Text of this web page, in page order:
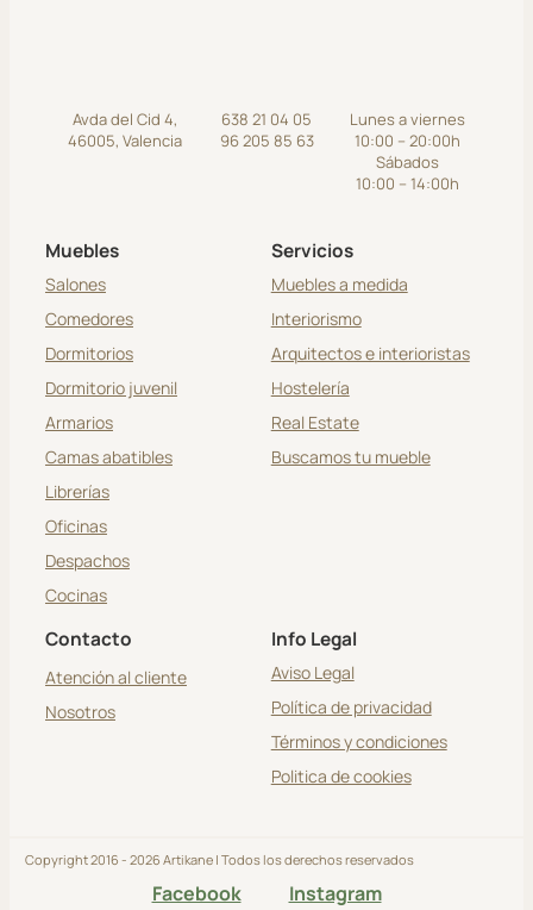
Avda del Cid 4,
46005, Valencia
638 21 04 05
96 205 85 63
Lunes a viernes
10:00 – 20:00h
Sábados
10:00 – 14:00h
Muebles
Salones
Comedores
Dormitorios
Dormitorio juvenil
Armarios
Camas abatibles
Librerías
Oficinas
Despachos
Cocinas
Servicios
Muebles a medida
Interiorismo
Arquitectos e interioristas
Hostelería
Real Estate
Buscamos tu mueble
Contacto
Atención al cliente
Nosotros
Info Legal
Aviso Legal
Política de privacidad
Términos y condiciones
Politica de cookies
Copyright 2016 - 2026 Artikane | Todos los derechos reservados
Facebook Instagram